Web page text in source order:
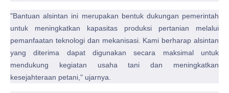
"Bantuan alsintan ini merupakan bentuk dukungan pemerintah
untuk meningkatkan kapasitas produksi pertanian melalui
pemanfaatan teknologi dan mekanisasi. Kami berharap alsintan
yang diterima dapat digunakan secara maksimal untuk
mendukung kegiatan usaha tani dan meningkatkan
kesejahteraan petani," ujarnya.